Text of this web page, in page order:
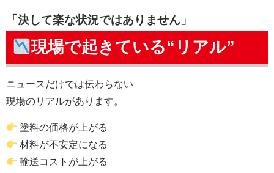
「決して楽な状況ではありません」
現場で起きている“リアル”
ニュースだけでは伝わらない
現場のリアルがあります。
塗料の価格が上がる
材料が不安定になる
輸送コストが上がる